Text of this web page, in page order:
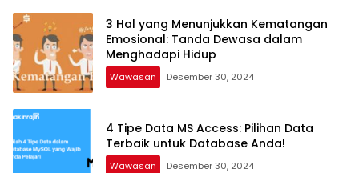
3 Hal yang Menunjukkan Kematangan
Emosional: Tanda Dewasa dalam
Menghadapi Hidup
Wawasan Desember 30, 2024
4 Tipe Data MS Access: Pilihan Data
Terbaik untuk Database Anda!
Wawasan Desember 30, 2024